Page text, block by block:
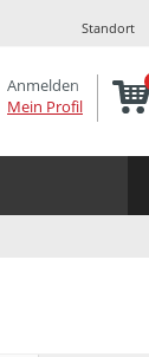
Standort
Anmelden
Mein Profil